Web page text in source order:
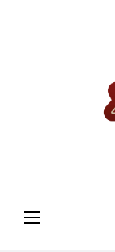
Basculer
la
☰